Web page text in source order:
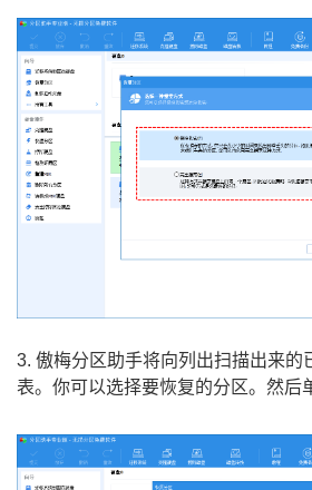
3. 傲梅分区助手将向列出扫描出来的
表。你可以选择要恢复的分区。然后